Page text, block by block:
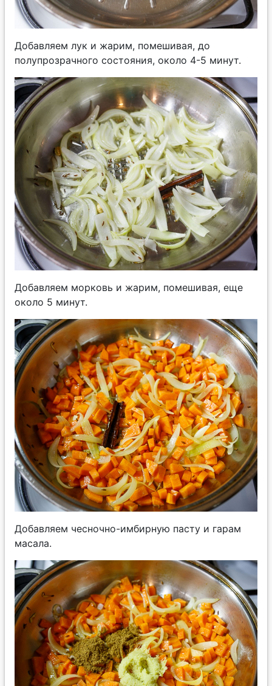
Добавляем лук и жарим, помешивая, до
полупрозрачного состояния, около 4-5 минут.
Добавляем морковь и жарим, помешивая, еще
около 5 минут.
Добавляем чесночно-имбирную пасту и гарам
масала.